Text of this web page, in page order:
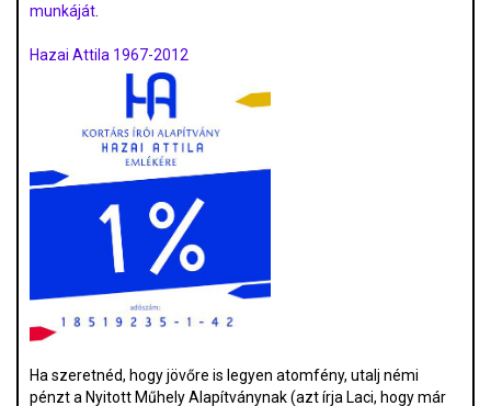
munkáját.
Hazai Attila 1967-2012
Ha szeretnéd, hogy jövőre is legyen atomfény, utalj némi
pénzt a Nyitott Műhely Alapítványnak (azt írja Laci, hogy már